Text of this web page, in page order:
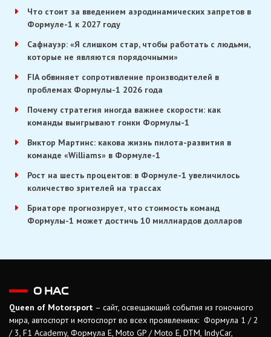
Что стоит за введением аэродинамических запретов в
Формуле-1 к 2027 году
Сафнауэр: «Я слишком стар, чтобы работать с людьми,
которые не являются порядочными»
FIA обвиняет сопротивление производителей в
проблемах Формулы-1 2026 года
Почему стратегия иногда важнее скорости: как
команды выигрывают гонки Формулы-1
Виктор Мартинс: какова жизнь пилота-развития в
команде «Williams» в Формуле-1
Рост на шесть процентов: в Формуле-1 увеличилось
количество зрителей на трассах
Бриаторе прогнозирует, что стоимость команд
Формулы-1 может достичь 10 миллиардов долларов
О НАС
Queen of Motorsport – сайт, освещающий события из гоночного
мира, автоспорт и мотоспорт во всех проявлениях: Формула 1 / 2
/ 3, F1 Academy, Формула Е, Moto GP / Moto E, DTM, IndyCar,